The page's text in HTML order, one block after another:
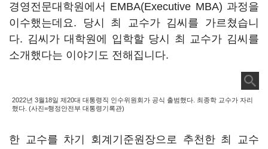
경영전문대학원에서 EMBA(Executive MBA) 과정을
이수했는데요. 당시 최 교수가 김씨를 가르쳤습니
다. 김씨가 대학원에 입학할 당시 최 교수가 김씨를
소개했다는 이야기도 전해집니다.
2022년 3월18일 제20대 대통령직 인수위원회가 공식 출범했다. 최종학 교수가 자리
했다. (사진=행정안전부 대통령기록관)
한 교수를 차기 회계기준원장으로 추천한 최 교수